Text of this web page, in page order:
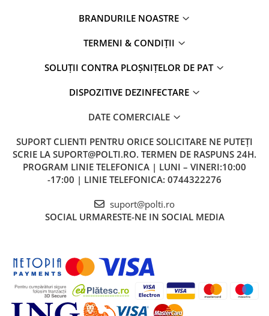
BRANDURILE NOASTRE
TERMENI & CONDIȚII
SOLUȚII CONTRA PLOȘNIȚELOR DE PAT
DISPOZITIVE DEZINFECTARE
DATE COMERCIALE
SUPORT CLIENTI PENTRU ORICE SOLICITARE NE PUTEȚI
SCRIE LA SUPORT@POLTI.RO. TERMEN DE RASPUNS 24H.
PROGRAM LINIE TELEFONICA | LUNI – VINERI:10:00
-17:00 | LINIE TELEFONICA: 0744322276
suport@polti.ro
SOCIAL URMARESTE-NE IN SOCIAL MEDIA